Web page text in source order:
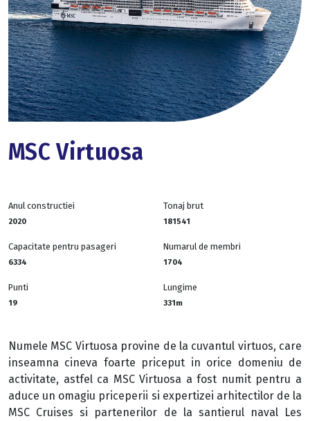
MSC Virtuosa
Anul constructiei
2020
Tonaj brut
181541
Capacitate pentru pasageri
6334
Numarul de membri
1704
Punti
19
Lungime
331m
Numele MSC Virtuosa provine de la cuvantul virtuos, care
inseamna cineva foarte priceput in orice domeniu de
activitate, astfel ca MSC Virtuosa a fost numit pentru a
aduce un omagiu priceperii si expertizei arhitectilor de la
MSC Cruises si partenerilor de la santierul naval Les